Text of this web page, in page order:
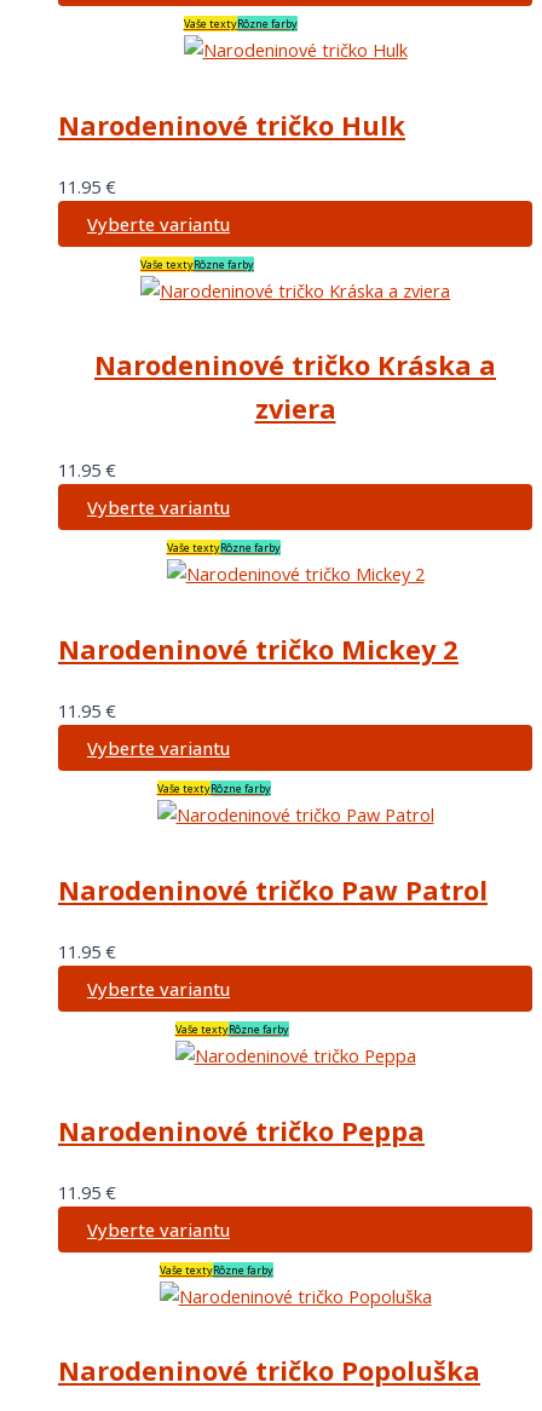
Vaše textyRôzne farby
Narodeninové tričko Hulk
11.95 €
Vyberte variantu
Vaše textyRôzne farby
Narodeninové tričko Kráska a
zviera
11.95 €
Vyberte variantu
Vaše textyRôzne farby
Narodeninové tričko Mickey 2
11.95 €
Vyberte variantu
Vaše textyRôzne farby
Narodeninové tričko Paw Patrol
11.95 €
Vyberte variantu
Vaše textyRôzne farby
Narodeninové tričko Peppa
11.95 €
Vyberte variantu
Vaše textyRôzne farby
Narodeninové tričko Popoluška